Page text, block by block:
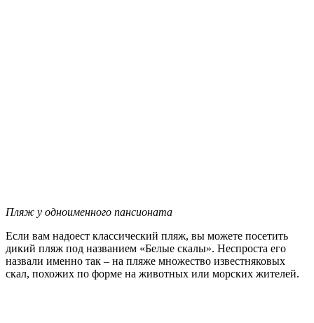
Пляж у одноименного пансионата
Если вам надоест классический пляж, вы можете посетить
дикий пляж под названием «Белые скалы». Неспроста его
назвали именно так – на пляже множество известняковых
скал, похожих по форме на животных или морских жителей.